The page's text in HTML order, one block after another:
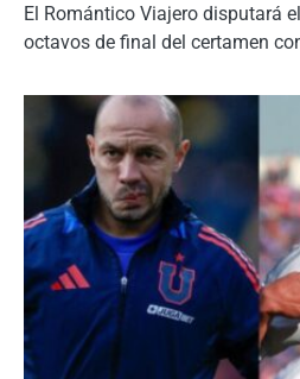
El Romántico Viajero disputará
octavos de final del certamen